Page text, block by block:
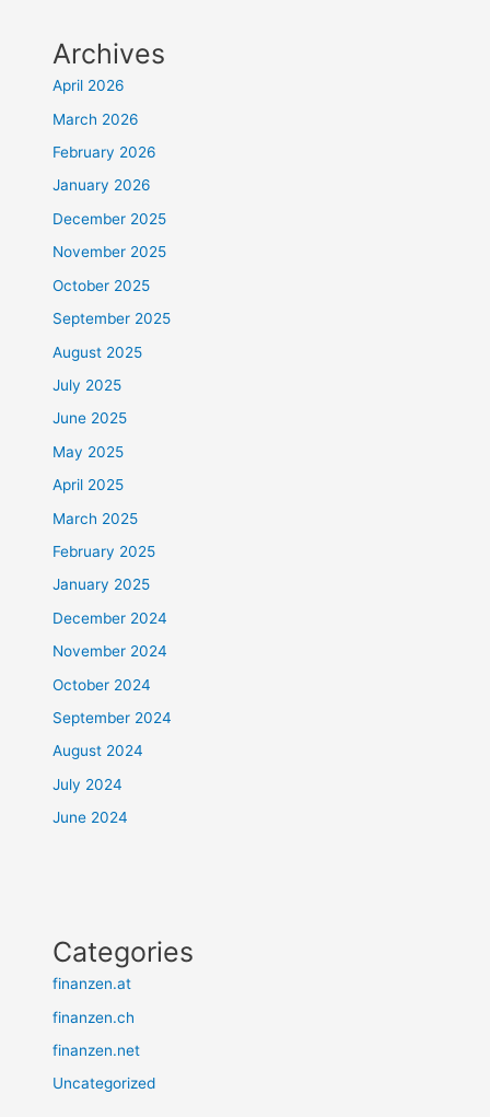
Archives
April 2026
March 2026
February 2026
January 2026
December 2025
November 2025
October 2025
September 2025
August 2025
July 2025
June 2025
May 2025
April 2025
March 2025
February 2025
January 2025
December 2024
November 2024
October 2024
September 2024
August 2024
July 2024
June 2024
Categories
finanzen.at
finanzen.ch
finanzen.net
Uncategorized